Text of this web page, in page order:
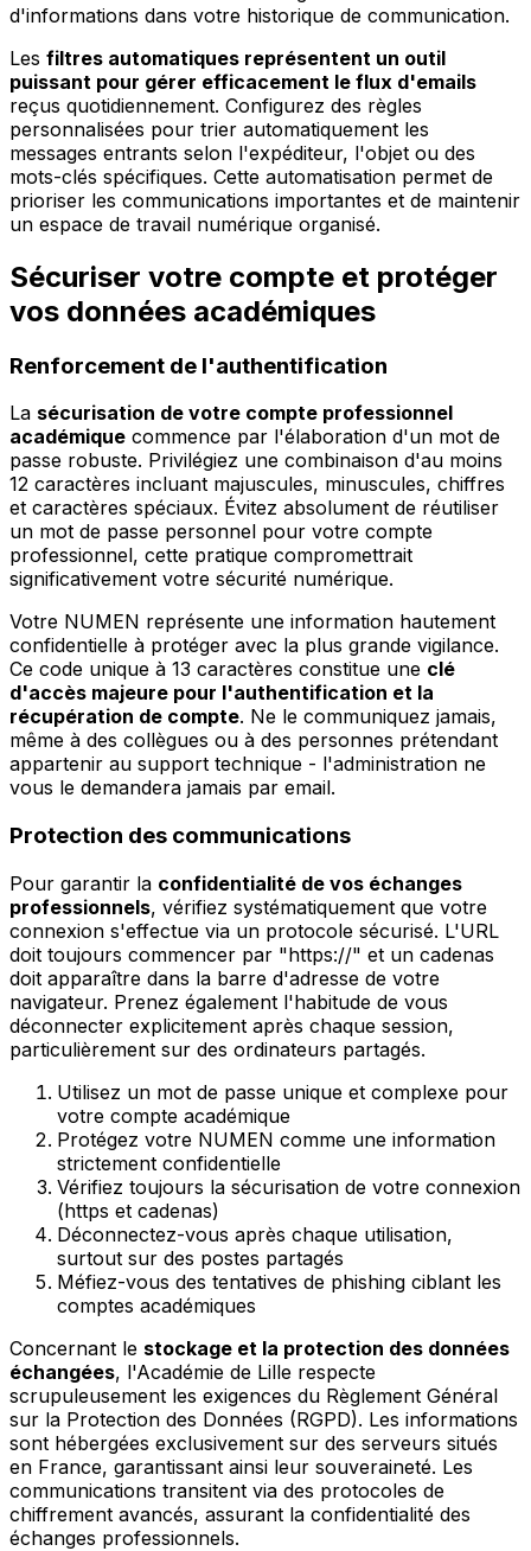
d'informations dans votre historique de communication.
Les filtres automatiques représentent un outil
puissant pour gérer efficacement le flux d'emails
reçus quotidiennement. Configurez des règles
personnalisées pour trier automatiquement les
messages entrants selon l'expéditeur, l'objet ou des
mots-clés spécifiques. Cette automatisation permet de
prioriser les communications importantes et de maintenir
un espace de travail numérique organisé.
Sécuriser votre compte et protéger
vos données académiques
Renforcement de l'authentification
La sécurisation de votre compte professionnel
académique commence par l'élaboration d'un mot de
passe robuste. Privilégiez une combinaison d'au moins
12 caractères incluant majuscules, minuscules, chiffres
et caractères spéciaux. Évitez absolument de réutiliser
un mot de passe personnel pour votre compte
professionnel, cette pratique compromettrait
significativement votre sécurité numérique.
Votre NUMEN représente une information hautement
confidentielle à protéger avec la plus grande vigilance.
Ce code unique à 13 caractères constitue une clé
d'accès majeure pour l'authentification et la
récupération de compte. Ne le communiquez jamais,
même à des collègues ou à des personnes prétendant
appartenir au support technique - l'administration ne
vous le demandera jamais par email.
Protection des communications
Pour garantir la confidentialité de vos échanges
professionnels, vérifiez systématiquement que votre
connexion s'effectue via un protocole sécurisé. L'URL
doit toujours commencer par "https://" et un cadenas
doit apparaître dans la barre d'adresse de votre
navigateur. Prenez également l'habitude de vous
déconnecter explicitement après chaque session,
particulièrement sur des ordinateurs partagés.
Utilisez un mot de passe unique et complexe pour
votre compte académique
Protégez votre NUMEN comme une information
strictement confidentielle
Vérifiez toujours la sécurisation de votre connexion
(https et cadenas)
Déconnectez-vous après chaque utilisation,
surtout sur des postes partagés
Méfiez-vous des tentatives de phishing ciblant les
comptes académiques
Concernant le stockage et la protection des données
échangées, l'Académie de Lille respecte
scrupuleusement les exigences du Règlement Général
sur la Protection des Données (RGPD). Les informations
sont hébergées exclusivement sur des serveurs situés
en France, garantissant ainsi leur souveraineté. Les
communications transitent via des protocoles de
chiffrement avancés, assurant la confidentialité des
échanges professionnels.